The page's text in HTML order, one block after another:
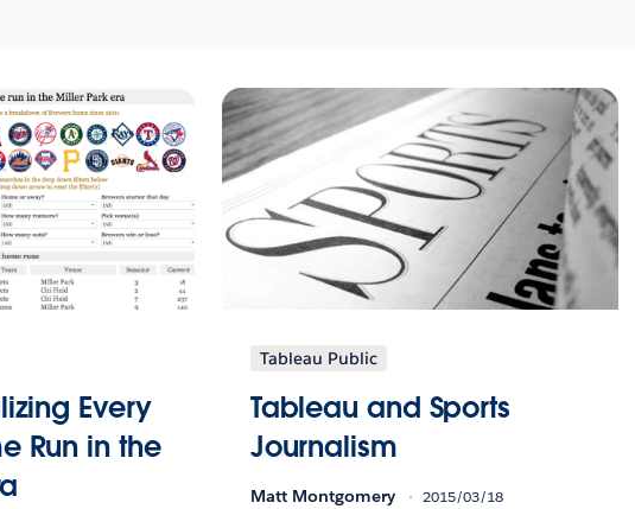
Every
Run in the
Tableau Public
Tableau and Sports
Journalism
Matt Montgomery 2015/03/18